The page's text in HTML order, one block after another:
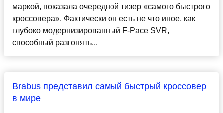
маркой, показала очередной тизер «самого быстрого
кроссовера». Фактически он есть не что иное, как
глубоко модернизированный F-Pace SVR,
способный разгонять...
Brabus представил самый быстрый кроссовер
в мире